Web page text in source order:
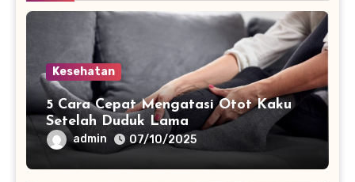
Kesehatan
5 Cara Cepat Mengatasi Otot Kaku
Setelah Duduk Lama
admin 07/10/2025